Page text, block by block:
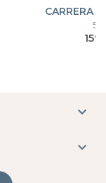
CARRERA

